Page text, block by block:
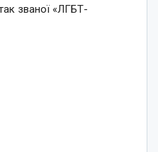
званої «ЛГБТ-